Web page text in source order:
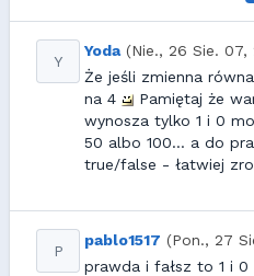
Y
Yoda (Nie., 26 Sie. 07,
Że jeśli zmienna
na 4
Pamiętaj że
wynosza tylko 1 i 0
50 albo 100... a do
true/false - łatwiej
P
pablo1517 (Pon., 27
prawda i fałsz to 1 i